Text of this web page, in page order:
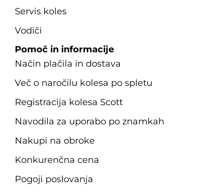
Servis koles
Vodiči
Pomoč in informacije
Način plačila in dostava
Več o naročilu kolesa po spletu
Registracija kolesa Scott
Navodila za uporabo po znamkah
Nakupi na obroke
Konkurenčna cena
Pogoji poslovanja